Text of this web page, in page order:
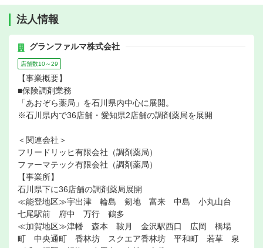
法人情報
グランファルマ株式会社
店舗数10～29
【事業概要】
■保険調剤業務
「あおぞら薬局」を石川県内中心に展開。
※石川県内で36店舗・愛知県2店舗の調剤薬局を展開
＜関連会社＞
フリードリッヒ有限会社（調剤薬局）
ファーマテック有限会社（調剤薬局）
【事業所】
石川県下に36店舗の調剤薬局展開
≪能登地区≫宇出津 輪島 剱地 富来 中島 小丸山台
七尾駅前 府中 万行 鶴多
≪加賀地区≫津幡 森本 鞍月 金沢駅西口 広岡 橋場
町 中央通町 香林坊 スクエア香林坊 平和町 若草 泉